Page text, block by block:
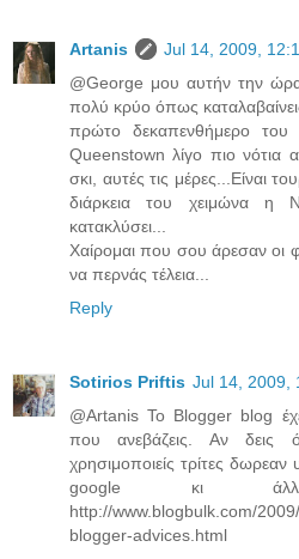
Artanis
Jul 14, 2009,
@George μου αυτήν την
πολύ κρύο όπως
πρώτο δεκαπενθήμερο του
Queenstown λίγο πιο νότια
σκι, αυτές τις μέρες...Είναι
διάρκεια του χειμώνα η
κατακλύσει...
Χαίρομαι που σου άρεσαν οι
να περνάς τέλεια...
Reply
Sotirios Priftis Jul 14, 2009,
@Artanis Το Blogger blog
που ανεβάζεις. Αν δεις
χρησιμοποιείς τρίτες
google κι
http://www.blogbulk.com/
blogger-advices.html